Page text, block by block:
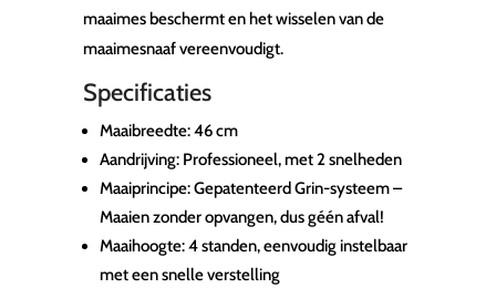
maaimes beschermt en het wisselen van de
maaimesnaaf vereenvoudigt.
Specificaties
Maaibreedte: 46 cm
Aandrijving: Professioneel, met 2 snelheden
Maaiprincipe: Gepatenteerd Grin-systeem –
Maaien zonder opvangen, dus géén afval!
Maaihoogte: 4 standen, eenvoudig instelbaar
met een snelle verstelling